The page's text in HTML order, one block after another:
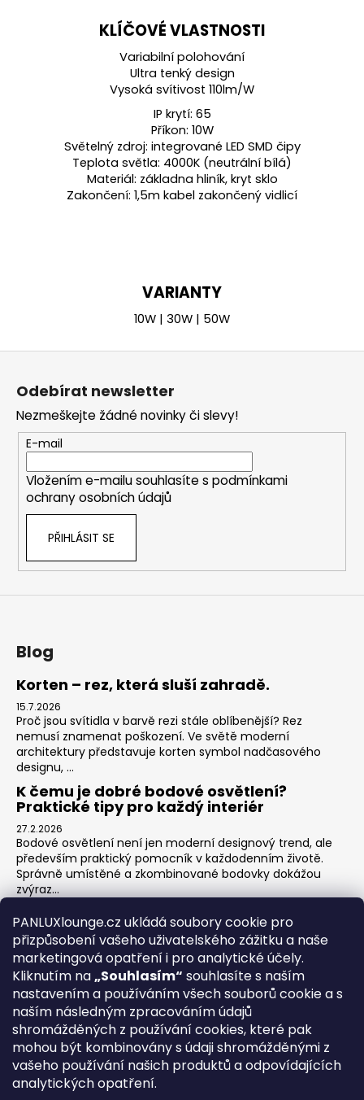
PANLUXlounge.cz ukládá soubory cookie pro
přizpůsobení vašeho uživatelského zážitku a naše
marketingová opatření i pro analytické účely.
Kliknutím na„Souhlasím“ souhlasíte s naším
nastavením a používáním všech souborů cookie a s
naším následným zpracováním údajů
shromážděných z používání cookies, které pak
mohou být kombinovány s údaji shromážděnými z
vašeho používání našich produktů a odpovídajících
analytických opatření.
KLÍČOVÉ VLASTNOSTI
Variabilní polohování
Ultra tenký design
Vysoká svítivost 110lm/W
IP krytí: 65
Příkon: 10W
Světelný zdroj: integrované LED SMD čipy
Teplota světla: 4000K (neutrální bílá)
Materiál: základna hliník, kryt sklo
Zakončení: 1,5m kabel zakončený vidlicí
VARIANTY
10W | 30W | 50W
Z
Odebírat newsletter
Nezmeškejte žádné novinky či slevy!
E-mail
Vložením e-mailu souhlasíte s podmínkami
ochrany osobních údajů
PŘIHLÁSIT SE
Blog
Korten – rez, která sluší zahradě.
15.7.2026
Proč jsou svítidla v barvě rezi stále oblíbenější? Rez
nemusí znamenat poškození. Ve světě moderní
architektury představuje korten symbol nadčasového
designu, ...
K čemu je dobré bodové osvětlení?
Praktické tipy pro každý interiér
27.2.2026
Bodové osvětlení není jen moderní designový trend, ale
především praktický pomocník v každodenním životě.
Správně umístěné a zkombinované bodovky dokážou
zvýraz...
Jak na zónové osvětlení v obýváku?
3.2.2026
Obývací pokoj je srdcem domova – místo pro relaxaci,
sledování televize, hraní her s dětmi, posezení s přáteli i
klidné chvíle s knihou. Každá z těchto aktivit ...
O nás Kontakty Obchodní podmínky Vrácení zboží
REGISTRACE